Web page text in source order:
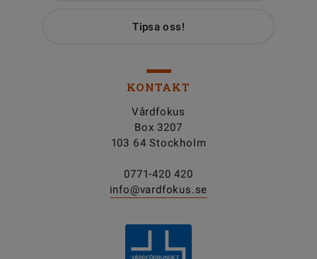
Tipsa oss!
KONTAKT
Vårdfokus
Box 3207
103 64 Stockholm
0771-420 420
info@vardfokus.se